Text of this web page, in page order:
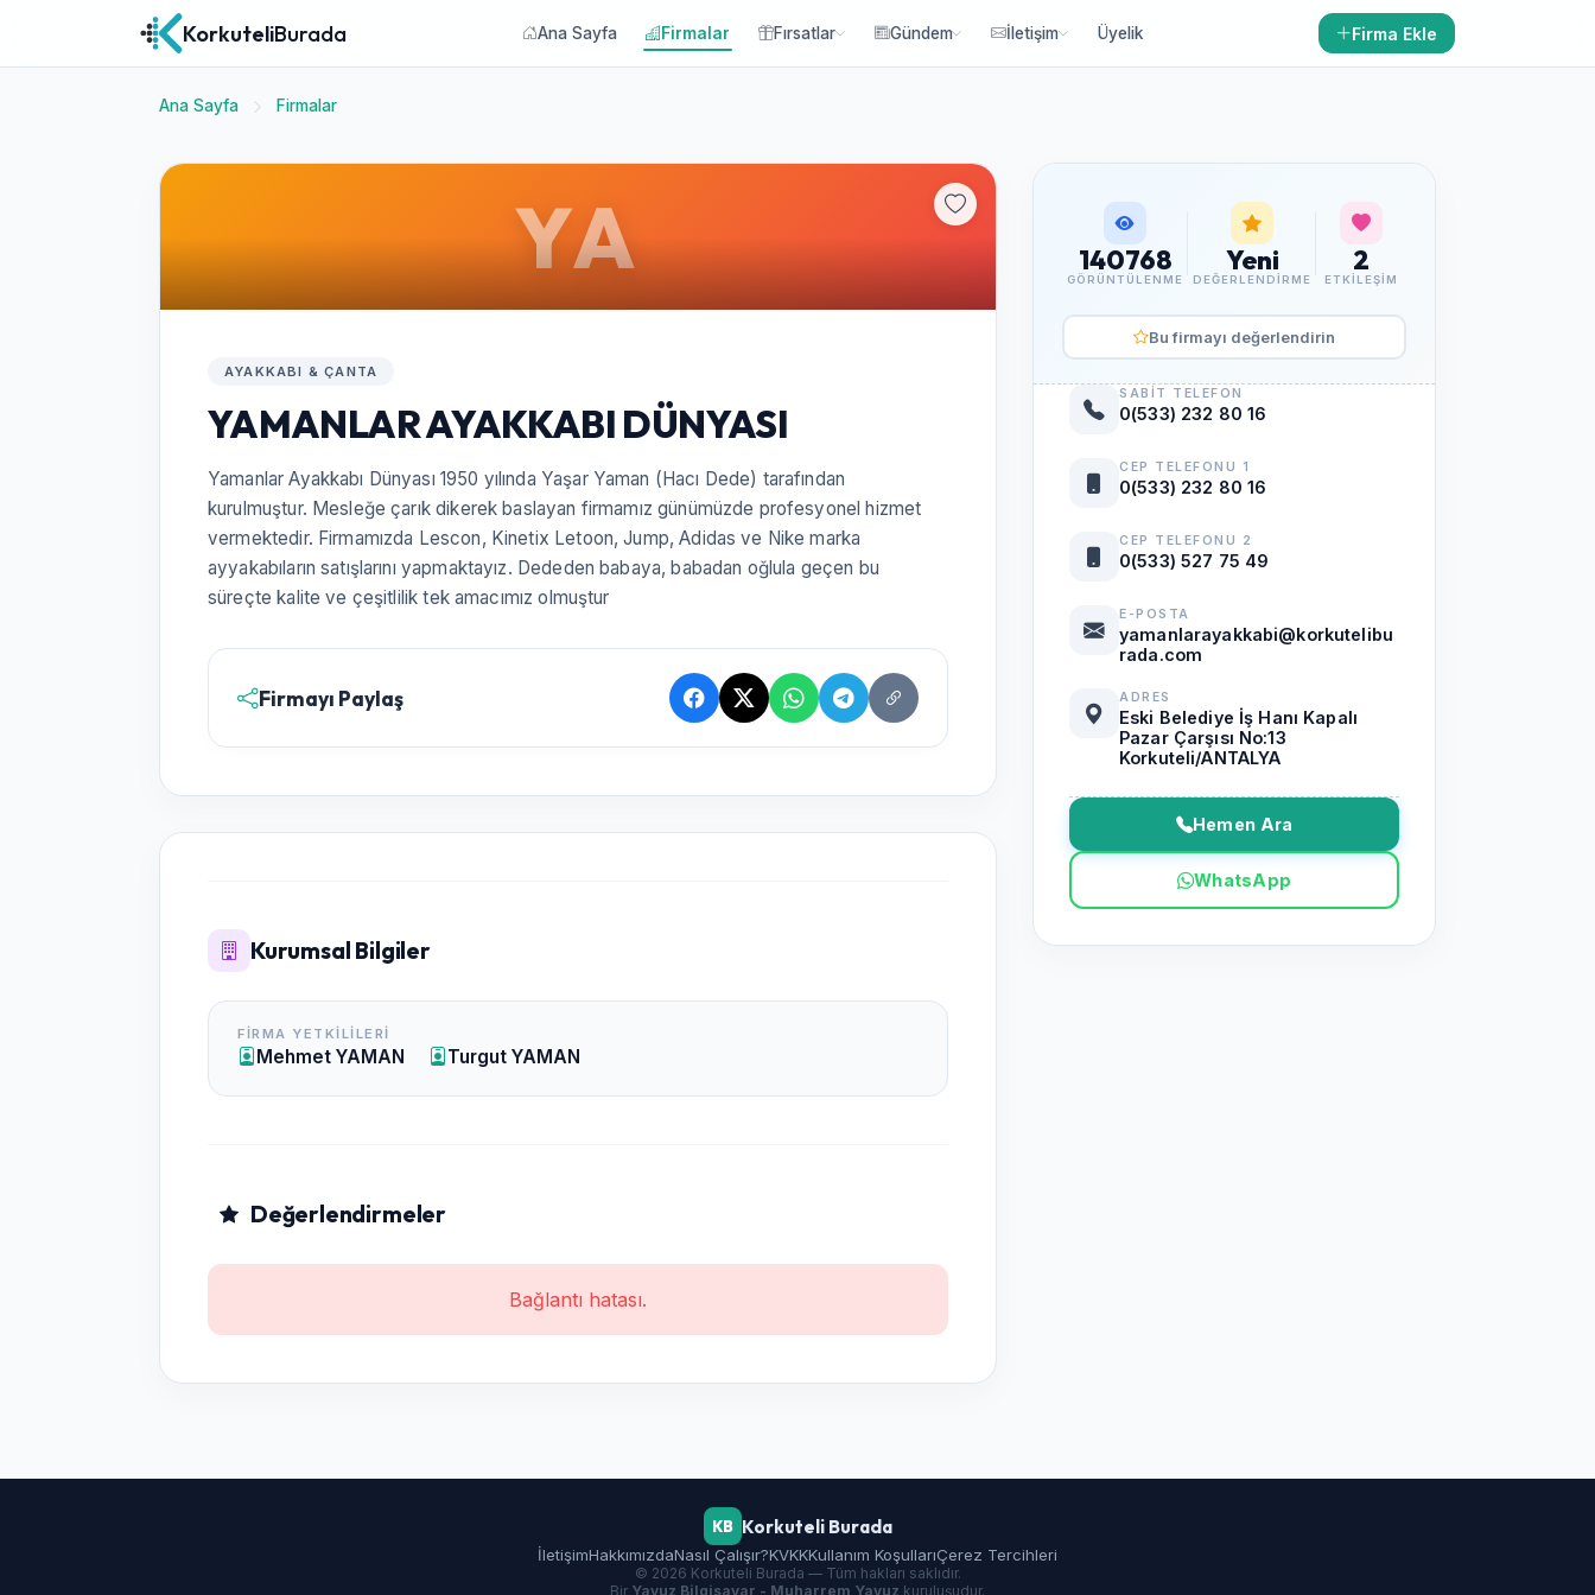
KorkuteliBurada Ana Sayfa Firmalar Fırsatlar Gündem İletişim Üyelik Firma Ekle
Ana Sayfa Firmalar
YA
AYAKKABI & ÇANTA
YAMANLAR AYAKKABI DÜNYASI
Yamanlar Ayakkabı Dünyası 1950 yılında Yaşar Yaman (Hacı Dede) tarafından
kurulmuştur. Mesleğe çarık dikerek baslayan firmamız günümüzde profesyonel hizmet
vermektedir. Firmamızda Lescon, Kinetix Letoon, Jump, Adidas ve Nike marka
ayyakabıların satışlarını yapmaktayız. Dededen babaya, babadan oğlula geçen bu
süreçte kalite ve çeşitlilik tek amacımız olmuştur
Firmayı Paylaş
Kurumsal Bilgiler
FIRMA YETKILILERI
Mehmet YAMAN Turgut YAMAN
Değerlendirmeler
Bağlantı hatası.
140768
GÖRÜNTÜLENME
Yeni
DEĞERLENDIRME
2
ETKILEŞIM
Bu firmayı değerlendirin
SABIT TELEFON
0(533) 232 80 16
CEP TELEFONU 1
0(533) 232 80 16
CEP TELEFONU 2
0(533) 527 75 49
E-POSTA
yamanlarayakkabi@korkutelibu
rada.com
ADRES
Eski Belediye İş Hanı Kapalı
Pazar Çarşısı No:13
Korkuteli/ANTALYA
Hemen Ara
WhatsApp
KB Korkuteli Burada
İletişimHakkımızdaNasıl Çalışır?KVKKKullanım KoşullarıÇerez Tercihleri
© 2026 Korkuteli Burada — Tüm hakları saklıdır.
Bir Yavuz Bilgisayar - Muharrem Yavuz kuruluşudur.